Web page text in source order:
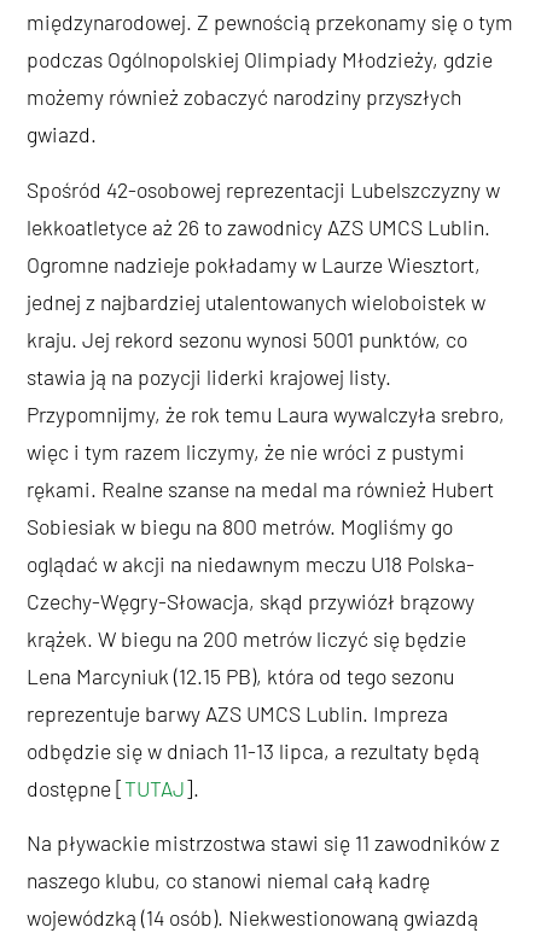
międzynarodowej. Z pewnością przekonamy się o tym
podczas Ogólnopolskiej Olimpiady Młodzieży, gdzie
możemy również zobaczyć narodziny przyszłych
gwiazd.
Spośród 42-osobowej reprezentacji Lubelszczyzny w
lekkoatletyce aż 26 to zawodnicy AZS UMCS Lublin.
Ogromne nadzieje pokładamy w Laurze Wiesztort,
jednej z najbardziej utalentowanych wieloboistek w
kraju. Jej rekord sezonu wynosi 5001 punktów, co
stawia ją na pozycji liderki krajowej listy.
Przypomnijmy, że rok temu Laura wywalczyła srebro,
więc i tym razem liczymy, że nie wróci z pustymi
rękami. Realne szanse na medal ma również Hubert
Sobiesiak w biegu na 800 metrów. Mogliśmy go
oglądać w akcji na niedawnym meczu U18 Polska-
Czechy-Węgry-Słowacja, skąd przywiózł brązowy
krążek. W biegu na 200 metrów liczyć się będzie
Lena Marcyniuk (12.15 PB), która od tego sezonu
reprezentuje barwy AZS UMCS Lublin. Impreza
odbędzie się w dniach 11-13 lipca, a rezultaty będą
dostępne [TUTAJ].
Na pływackie mistrzostwa stawi się 11 zawodników z
naszego klubu, co stanowi niemal całą kadrę
wojewódzką (14 osób). Niekwestionowaną gwiazdą